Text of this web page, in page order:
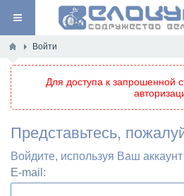
Войти
Для доступа к запрошенной
Представьтесь,
Войдите, используя Ваш аккаунт
E-mail: